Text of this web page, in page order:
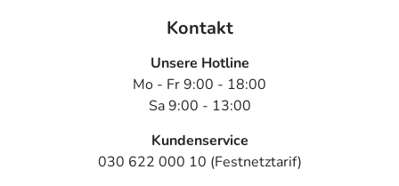
Kontakt
Unsere Hotline
Mo - Fr 9:00 - 18:00
Sa 9:00 - 13:00
Kundenservice
030 622 000 10 (Festnetztarif)